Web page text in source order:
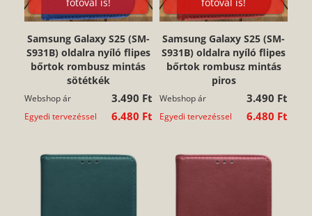
Samsung Galaxy S25 (SM-
S931B) oldalra nyíló flipes
bőrtok rombusz mintás
sötétkék
Webshop ár 3.490 Ft
Egyedi tervezéssel 6.480 Ft
Samsung Galaxy S25 (SM-
S931B) oldalra nyíló flipes
bőrtok rombusz mintás
piros
Webshop ár 3.490 Ft
Egyedi tervezéssel 6.480 Ft